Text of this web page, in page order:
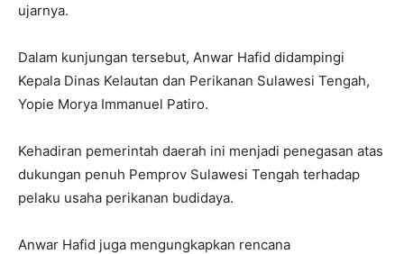
ujarnya.
‎Dalam kunjungan tersebut, Anwar Hafid didampingi
Kepala Dinas Kelautan dan Perikanan Sulawesi Tengah,
Yopie Morya Immanuel Patiro.
‎Kehadiran pemerintah daerah ini menjadi penegasan atas
dukungan penuh Pemprov Sulawesi Tengah terhadap
pelaku usaha perikanan budidaya.
‎Anwar Hafid juga mengungkapkan rencana